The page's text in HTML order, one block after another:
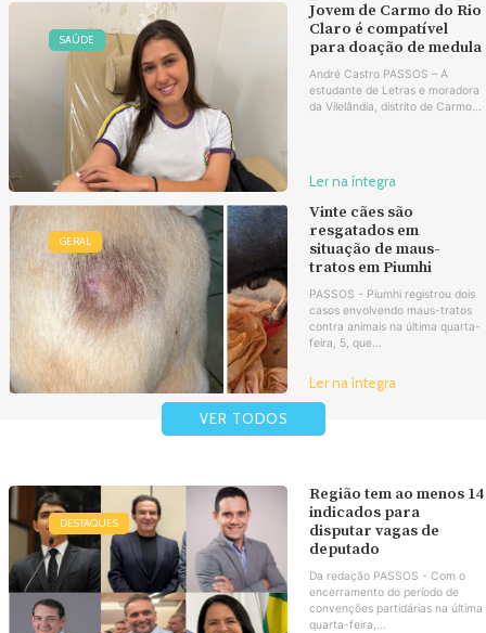
SAÚDE
Jovem de Carmo do Rio
Claro é compatível
para doação de medula
André Castro PASSOS – A
estudante de Letras e moradora
da Vilelândia, distrito de Carmo...
Ler na íntegra
GERAL
Vinte cães são
resgatados em
situação de maus-
tratos em Piumhi
PASSOS - Piumhi registrou dois
casos envolvendo maus-tratos
contra animais na última quarta-
feira, 5, que...
Ler na íntegra
VER TODOS
DESTAQUES
Região tem ao menos 14
indicados para
disputar vagas de
deputado
Da redação PASSOS - Com o
encerramento do período de
convenções partidárias na última
quarta-feira,...